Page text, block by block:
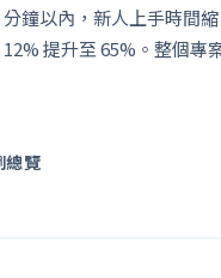
鐘以內，新人上手時間縮
提升至 65%。整個專
總覽